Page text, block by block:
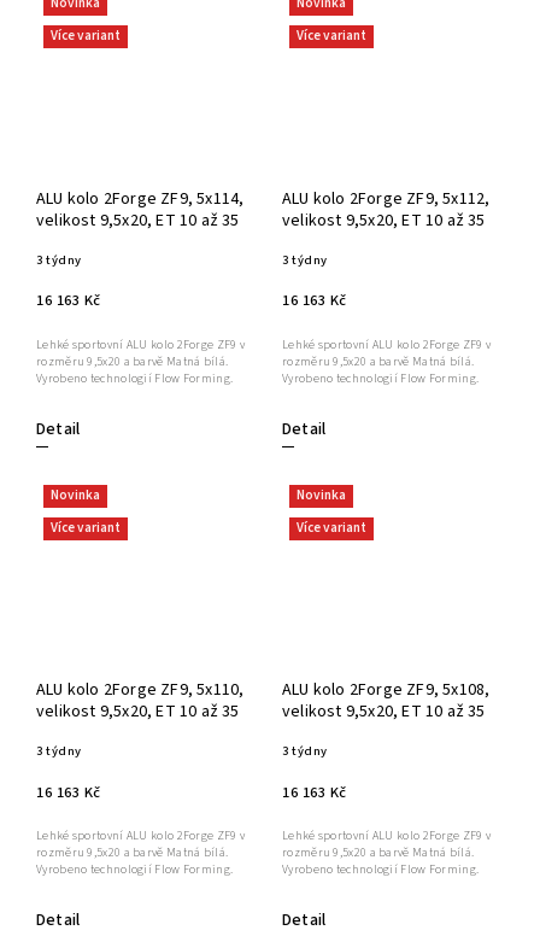
Více variant
ALU kolo 2Forge ZF9, 5x114,
velikost 9,5x20, ET 10 až 35
3 týdny
16 163 Kč
Detail
Lehké sportovní ALU kolo 2Forge ZF9 v
rozměru 9,5x20 a barvě Matná bílá.
Vyrobeno technologií Flow Forming.
Více variant
ALU kolo 2Forge ZF9, 5x112,
velikost 9,5x20, ET 10 až 35
3 týdny
16 163 Kč
Detail
Lehké sportovní ALU kolo 2Forge ZF9 v
rozměru 9,5x20 a barvě Matná bílá.
Vyrobeno technologií Flow Forming.
Novinka
Více variant
ALU kolo 2Forge ZF9, 5x110,
velikost 9,5x20, ET 10 až 35
3 týdny
16 163 Kč
Detail
Lehké sportovní ALU kolo 2Forge ZF9 v
rozměru 9,5x20 a barvě Matná bílá.
Vyrobeno technologií Flow Forming.
Novinka
Více variant
ALU kolo 2Forge ZF9, 5x108,
velikost 9,5x20, ET 10 až 35
3 týdny
16 163 Kč
Detail
Lehké sportovní ALU kolo 2Forge ZF9 v
rozměru 9,5x20 a barvě Matná bílá.
Vyrobeno technologií Flow Forming.